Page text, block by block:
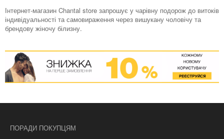
Інтернет-магазин Chantal store запрошує у чарівну подорож до витоків
індивідуальності та самовираження через вишукану чоловічу та
брендову жіночу білизну.
ПОРАДИ ПОКУПЦЯМ